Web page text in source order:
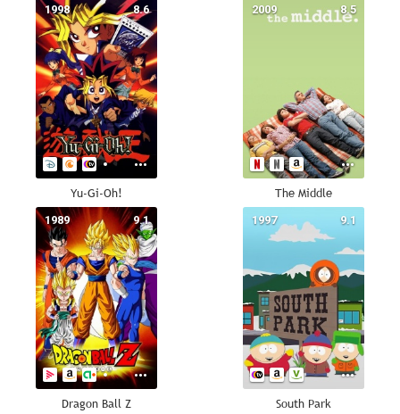
8.6
1998
Yu-Gi-Oh!
8.5
2009
The Middle
9.1
1989
Dragon Ball Z
9.1
1997
South Park